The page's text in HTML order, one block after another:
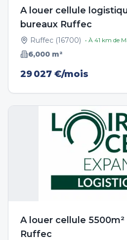
A louer cellule
bureaux Ruffec
Ruffec (16700) • À 41 km de
6,000 m²
29 027 €/mois
A louer cellule 5500m²
Ruffec